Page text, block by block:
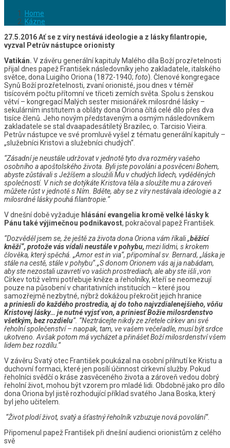
Home
Kázne
27.5.2016 Ať se z víry nestává ideologie a z lásky filantropie,
vyzval Petrův nástupce orionisty
Vatikán. V závěru generální kapituly Malého díla Boží prozřetelnosti
přijal dnes papež František následovníky jeho zakladatele, italského
světce, dona Luigiho Oriona (1872-1940; foto). Členové kongregace
Synů Boží prozřetelnosti, zvaní orionisté, jsou dnes v téměř
tisícovém počtu přítomní ve třiceti zemích světa. Spolu s ženskou
větví – kongregací Malých sester misionářek milosrdné lásky –
sekulárním institutem a obláty dona Oriona čítá celé dílo přes dva
tisíce členů. Jeho novým představeným a osmým následovníkem
zakladatele se stal dvaapadesátiletý Brazilec, o. Tarcisio Vieira.
Petrův nástupce ve své promluvě vyšel z tématu generální kapituly –
„služebníci Kristovi a služebníci chudých“.
“Zásadní je neustále udržovat v jednotě tyto dva rozměry vašeho
osobního a apoštolského života. Byli jste povoláni a posvěceni Bohem,
abyste zůstávali s Ježíšem a sloužili Mu v chudých lidech, vyděděných
společností. V nich se dotýkáte Kristova těla a sloužíte mu a zároveň
můžete růst v jednotě s Ním. Bděte, aby se z víry nestávala ideologie a z
milosrdné lásky pouhá filantropie.“
V dnešní době vyžaduje hlásání evangelia kromě velké lásky k
Pánu také výjimečnou podnikavost, pokračoval papež František.
“Dozvěděl jsem se, že ještě za života dona Oriona vám říkali „běžící
kněží“, protože vás vídali neustále v pohybu, mezi lidmi, s krokem
člověka, který spěchá. „Amor est in via“, připomínal sv. Bernard, „láska je
stále na cestě, stále v pohybu“.„S donom Orionem vás aj ja nabádam,
aby ste nezostali uzavretí vo vašich prostrediach, ale aby ste išli ,von
Církev totiž velmi potřebuje kněze a řeholníky, kteří se neomezují
pouze na působení v charitativních institucích – které jsou
samozřejmě nezbytné, nýbrž dokážou překročit jejich hranice
a priniesli do každého prostredia, aj do toho najvzdialenejšieho, vôňu
Kristovej lásky… je nutné vyjsť von, a priniesť Božie milosrdenstvo
všetkým, bez rozdielu“. “Neztrácejte nikdy ze zřetele církev ani své
řeholní společenství – naopak, tam, ve vašem večeřadle, musí být srdce
ukotveno. Avšak potom má vycházet a přinášet Boží milosrdenství všem
lidem bez rozdílu.“
V závěru Svatý otec František poukázal na osobní přilnutí ke Kristu a
duchovní formaci, které jen posílí účinnost církevní služby. Pokud
řeholníci svědčí o kráse zasvěceného života a zároveň vedou dobrý
řeholní život, mohou být vzorem pro mladé lidi. Obdobně jako pro dílo
dona Oriona byl jistě rozhodující příklad svatého Jana Boska, který
byl jeho učitelem.
“Život plodí život, svatý a šťastný řeholník vzbuzuje nová povolání“.
Připomenul papež František při dnešní audienci orionistům z celého
svě